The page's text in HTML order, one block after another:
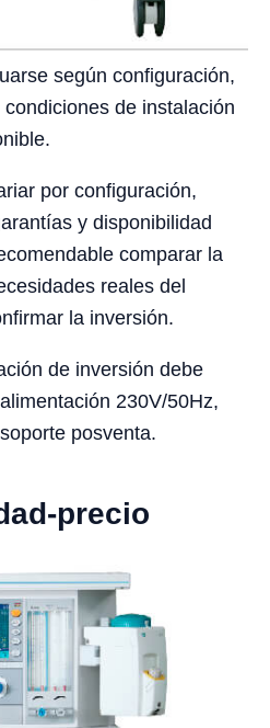
según configuración,
de instalación
por configuración,
y disponibilidad
comparar la
reales del
la inversión.
de inversión debe
230V/50Hz,
posventa.
precio